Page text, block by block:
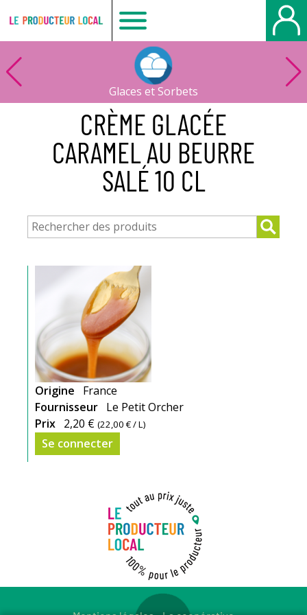
Le
producteur
local
-
Bois
Guillaume
Glaces et Sorbets
CRÈME GLACÉE
CARAMEL AU BEURRE
SALÉ 10 CL
Origine
France
Fournisseur Le Petit Orcher
Prix 2,20 € (22,00 €/ L)
Se connecter